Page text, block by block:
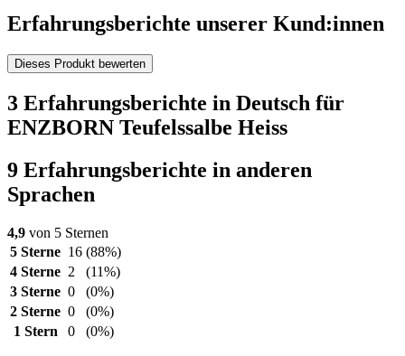
Erfahrungsberichte unserer Kund:innen
Dieses Produkt bewerten
3 Erfahrungsberichte in Deutsch für
ENZBORN Teufelssalbe Heiss
9 Erfahrungsberichte in anderen
Sprachen
4,9 von 5 Sternen
5 Sterne 16 (88%)
4 Sterne 2
(11%)
3 Sterne 0
(0%)
2 Sterne 0
(0%)
1 Stern
0 (0%)